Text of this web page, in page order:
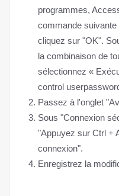
programmes,
commande
cliquez sur "OK".
la combinaison de
sélectionnez «
control
Passez à l'onglet
Sous "Connexion
"Appuyez sur Ctrl +
connexion".
Enregistrez la